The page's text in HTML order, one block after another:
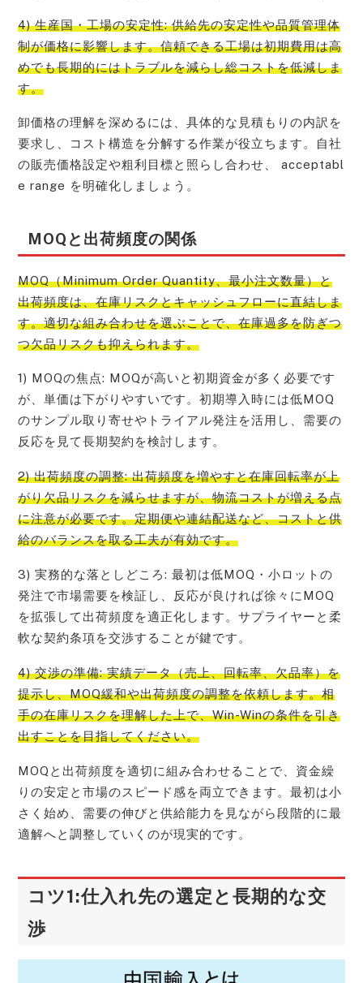
4) 生産国・工場の安定性: 供給先の安定性や品質管理体
制が価格に影響します。信頼できる工場は初期費用は高
めでも長期的にはトラブルを減らし総コストを低減しま
す。
卸価格の理解を深めるには、具体的な見積もりの内訳を
要求し、コスト構造を分解する作業が役立ちます。自社
の販売価格設定や粗利目標と照らし合わせ、 acceptabl
e range を明確化しましょう。
MOQと出荷頻度の関係
MOQ（Minimum Order Quantity、最小注文数量）と
出荷頻度は、在庫リスクとキャッシュフローに直結しま
す。適切な組み合わせを選ぶことで、在庫過多を防ぎつ
つ欠品リスクも抑えられます。
1) MOQの焦点: MOQが高いと初期資金が多く必要です
が、単価は下がりやすいです。初期導入時には低MOQ
のサンプル取り寄せやトライアル発注を活用し、需要の
反応を見て長期契約を検討します。
2) 出荷頻度の調整: 出荷頻度を増やすと在庫回転率が上
がり欠品リスクを減らせますが、物流コストが増える点
に注意が必要です。定期便や連結配送など、コストと供
給のバランスを取る工夫が有効です。
3) 実務的な落としどころ: 最初は低MOQ・小ロットの
発注で市場需要を検証し、反応が良ければ徐々にMOQ
を拡張して出荷頻度を適正化します。サプライヤーと柔
軟な契約条項を交渉することが鍵です。
4) 交渉の準備: 実績データ（売上、回転率、欠品率）を
提示し、MOQ緩和や出荷頻度の調整を依頼します。相
手の在庫リスクを理解した上で、Win-Winの条件を引き
出すことを目指してください。
MOQと出荷頻度を適切に組み合わせることで、資金繰
りの安定と市場のスピード感を両立できます。最初は小
さく始め、需要の伸びと供給能力を見ながら段階的に最
適解へと調整していくのが現実的です。
コツ1:仕入れ先の選定と長期的な交
渉